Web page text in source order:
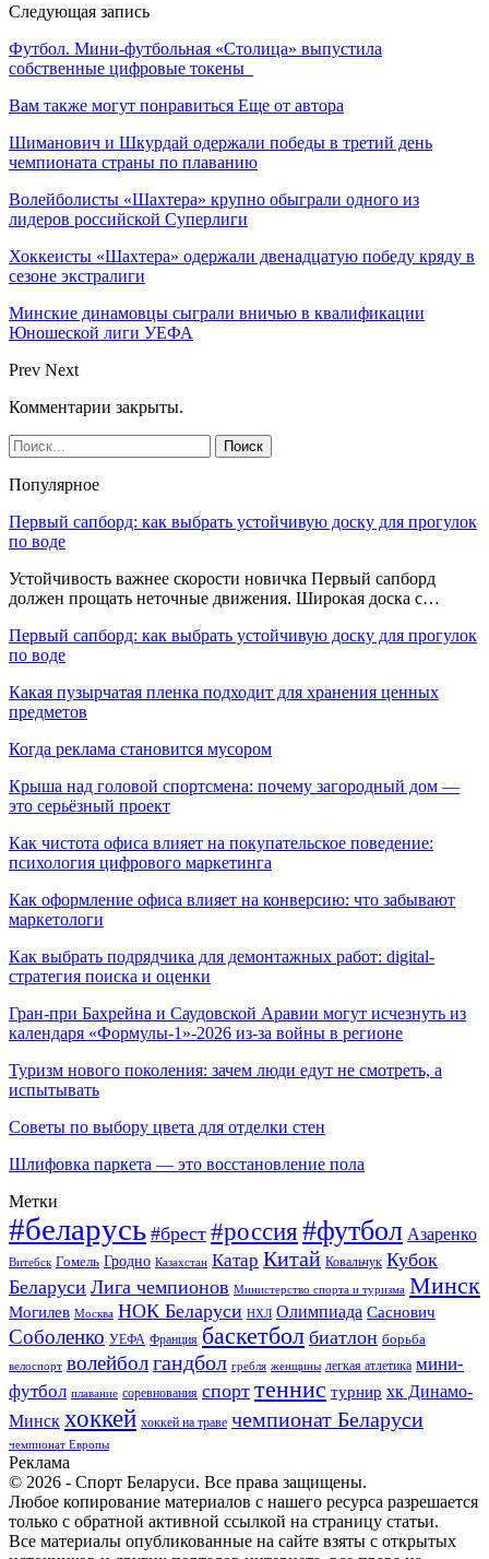
Следующая запись
Футбол. Мини-футбольная «Столица» выпустила
собственные цифровые токены
Вам также могут понравиться Еще от автора
Шиманович и Шкурдай одержали победы в третий день
чемпионата страны по плаванию
Волейболисты «Шахтера» крупно обыграли одного из
лидеров российской Суперлиги
Хоккеисты «Шахтера» одержали двенадцатую победу кряду в
сезоне экстралиги
Минские динамовцы сыграли вничью в квалификации
Юношеской лиги УЕФА
Prev Next
Комментарии закрыты.
Популярное
Первый сапборд: как выбрать устойчивую доску для прогулок
по воде
Устойчивость важнее скорости новичка Первый сапборд
должен прощать неточные движения. Широкая доска с…
Первый сапборд: как выбрать устойчивую доску для прогулок
по воде
Какая пузырчатая пленка подходит для хранения ценных
предметов
Когда реклама становится мусором
Крыша над головой спортсмена: почему загородный дом —
это серьёзный проект
Как чистота офиса влияет на покупательское поведение:
психология цифрового маркетинга
Как оформление офиса влияет на конверсию: что забывают
маркетологи
Как выбрать подрядчика для демонтажных работ: digital-
стратегия поиска и оценки
Гран-при Бахрейна и Саудовской Аравии могут исчезнуть из
календаря «Формулы-1»-2026 из-за войны в регионе
Туризм нового поколения: зачем люди едут не смотреть, а
испытывать
Советы по выбору цвета для отделки стен
Шлифовка паркета — это восстановление пола
Метки
#беларусь #брест #россия#футбол Азаренко
Витебск Гомель Гродно Казахстан Катар Китай Ковальчук Кубок
Беларуси Лига чемпионов Министерство спорта и туризма Минск
Могилев Москва НОК Беларуси НХЛ Олимпиада Саснович
Соболенко УЕФА Франция баскетбол биатлон борьба
велоспорт волейболгандбол гребля женщины легкая атлетика мини-
футбол плавание соревнования спорт теннис турнир хк Динамо-
Минск хоккей хоккей на траве чемпионат Беларуси
чемпионат Европы
Реклама
© 2026 - Спорт Беларуси. Все права защищены.
Любое копирование материалов с нашего ресурса разрешается
только с обратной активной ссылкой на страницу статьи.
Все материалы опубликованные на сайте взяты с открытых